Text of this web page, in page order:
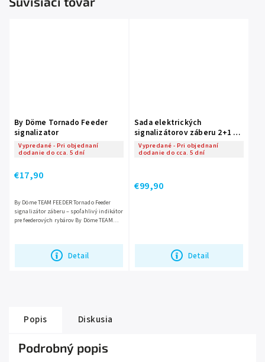
By Döme Tornado Feeder
signalizator
Vypredané - Pri objednaní
dodanie do cca. 5 dní
€17,90
Detail
By Döme TEAM FEEDER Tornado Feeder
signalizátor záberu – spoľahlivý indikátor
pre feederových rybárov By Döme TEAM
Sada elektrických
signalizátorov záberu 2+1 V-
Head
Vypredané - Pri objednaní
dodanie do cca. 5 dní
€99,90
Detail
Popis Diskusia
Podrobný popis